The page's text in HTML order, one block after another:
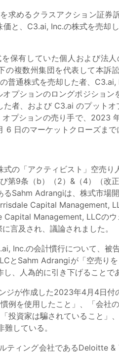
求めるクラスアクション証
と、C3.ai, Inc.の株式を売却
有していた個人および法人
複数州集団を代表して本訴
通株式を売却した者、
プションのロングポジショ
者、および C3.ai のプット
プションの売り手で、2023
日のマーケットクローズまで
の「アクティビスト」空売
9条（b）（2）&（4）（改
Sahm Adrangiは、株式市場
Capital Management,
Management, LLCの
言及され、議論されました。
Inc.の会計慣行について、被
とSahm Adrangiが「空売り
、人為的に引き下げることで
ジが作成した2023年4月4日
例を使用したこと」、「会社
投資家は騙されていること」
している。
ィング会社であるDeloitte